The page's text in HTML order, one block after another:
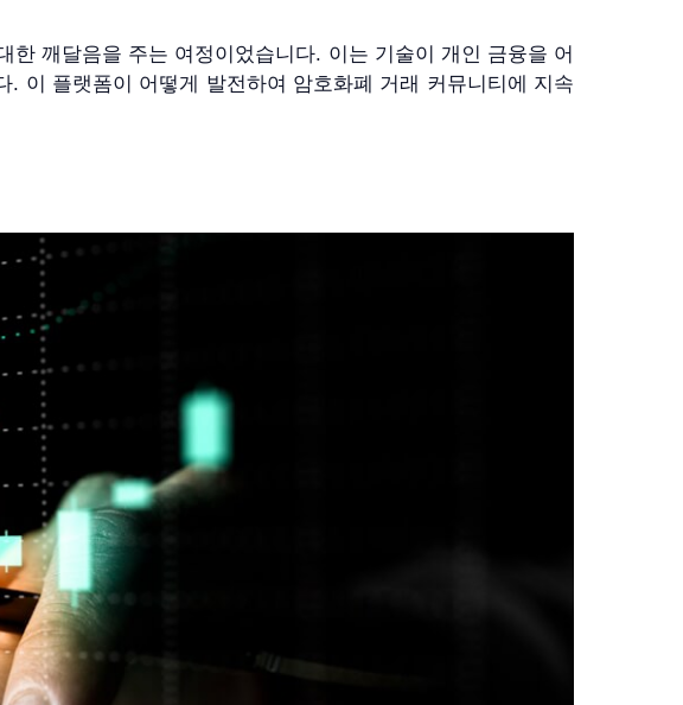
깨달음을 주는 여정이었습니다. 이는 기술이 개인 금융을 어
이 플랫폼이 어떻게 발전하여 암호화폐 거래 커뮤니티에 지속